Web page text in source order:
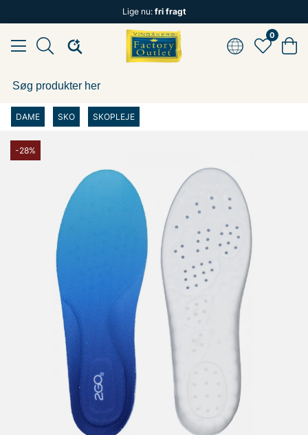
Lige nu: fri fragt
0
DAME SKO SKOPLEJE
-28%